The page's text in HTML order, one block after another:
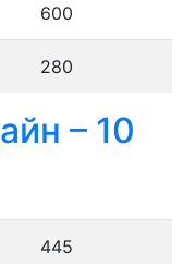
600
280
– 10
445